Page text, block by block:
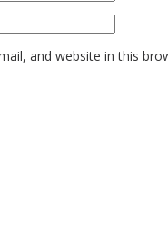
and website in this